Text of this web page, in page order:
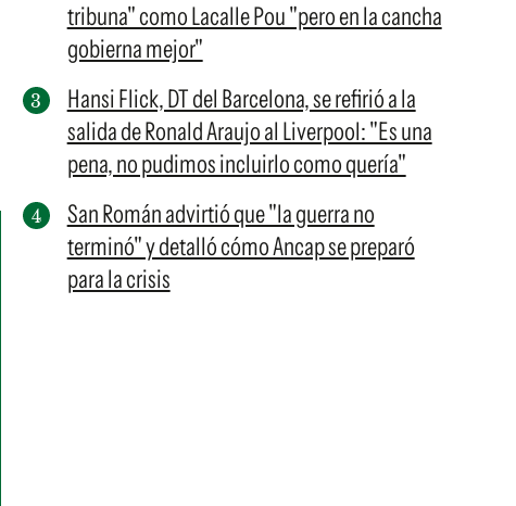
tribuna" como Lacalle Pou "pero en la cancha
gobierna mejor"
Hansi Flick, DT del Barcelona, se refirió a la
salida de Ronald Araujo al Liverpool: "Es una
pena, no pudimos incluirlo como quería"
San Román advirtió que "la guerra no
terminó" y detalló cómo Ancap se preparó
para la crisis